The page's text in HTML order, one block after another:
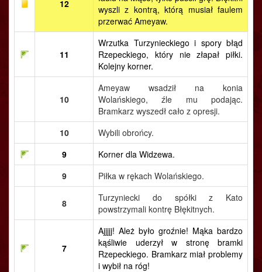
12
wyszli z kontrą, którą musiał faulem
przerwać Ameyaw.
11
Wrzutka Turzynieckiego i spory błąd
Rzepeckiego, który nie złapał piłki.
Kolejny korner.
10
Ameyaw wsadził na konia
Wolańskiego, źle mu podając.
Bramkarz wyszedł cało z opresji.
10
Wybili obrońcy.
9
Korner dla Widzewa.
9
Piłka w rękach Wolańskiego.
8
Turzyniecki do spółki z Kato
powstrzymali kontrę Błękitnych.
7
Ajjjjj! Ależ było groźnie! Mąka bardzo
kąśliwie uderzył w stronę bramki
Rzepeckiego. Bramkarz miał problemy
i wybił na róg!